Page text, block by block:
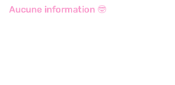
Aucune information 🤓